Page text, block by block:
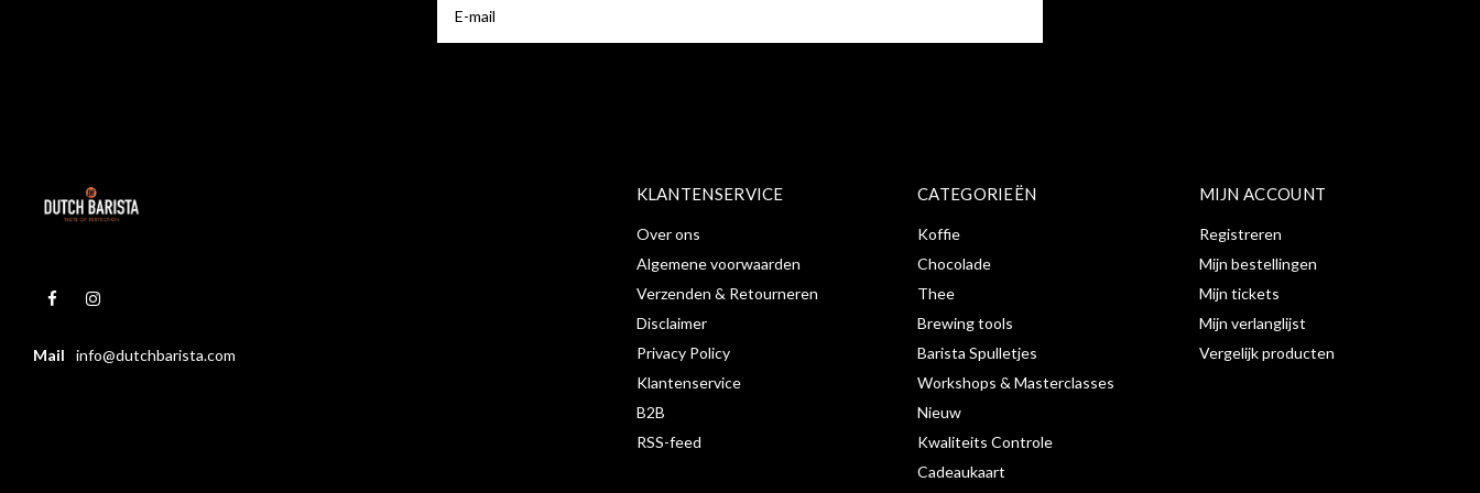
Mail info@dutchbarista.com
KLANTENSERVICE
Over ons
Algemene voorwaarden
Verzenden & Retourneren
Disclaimer
Privacy Policy
Klantenservice
B2B
RSS-feed
CATEGORIEËN
Koffie
Chocolade
Thee
Brewing tools
Barista Spulletjes
Workshops & Masterclasses
Nieuw
Kwaliteits Controle
Cadeaukaart
MIJN ACCOUNT
Registreren
Mijn bestellingen
Mijn tickets
Mijn verlanglijst
Vergelijk producten